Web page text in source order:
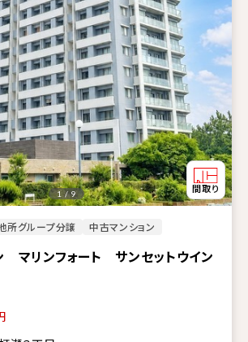
所グループ分譲 中古マンション
マリンフォート サンセットウイン
1 / 9